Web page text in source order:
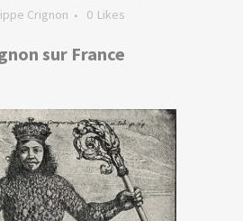
Crignon 0 Likes
sur France